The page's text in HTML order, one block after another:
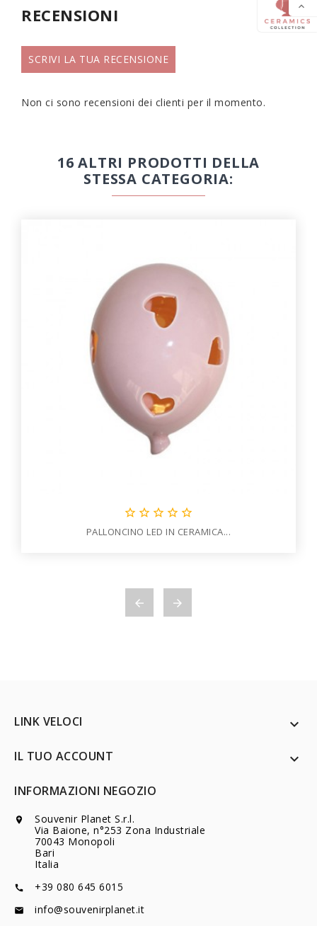

RECENSIONI
SCRIVI LA TUA RECENSIONE
Non ci sono recensioni dei clienti per il momento.
16 ALTRI PRODOTTI DELLA
STESSA CATEGORIA:
    
PALLONCINO LED IN CERAMICA...
 
LINK VELOCI 
IL TUO ACCOUNT 
INFORMAZIONI NEGOZIO

Souvenir Planet S.r.l.
Via Baione, n°253 Zona Industriale
70043 Monopoli
Bari
Italia
 +39 080 645 6015
 info@souvenirplanet.it